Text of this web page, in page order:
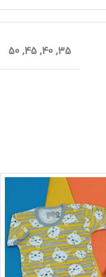
35
,
40
,
45
,
50